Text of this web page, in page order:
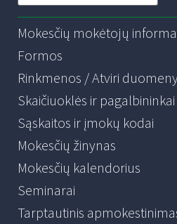
Mokesčių mokėtojų
Formos
Rinkmenos / Atviri
Skaičiuoklės ir pagalbininkai
Sąskaitos ir įmokų kodai
Mokesčių žinynas
Mokesčių kalendorius
Seminarai
Tarptautinis